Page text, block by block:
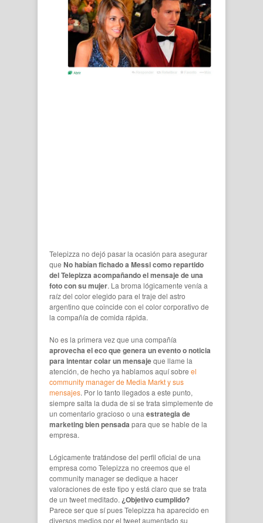
Telepizza no dejó pasar la ocasión para asegurar
que No habían fichado a Messi como repartido
del Telepizza acompañando el mensaje de una
foto con su mujer. La broma lógicamente venía a
raíz del color elegido para el traje del astro
argentino que coincide con el color corporativo de
la compañía de comida rápida.
No es la primera vez que una compañía
aprovecha el eco que genera un evento o noticia
para intentar colar un mensajeque llame la
atención, de hecho ya hablamos aquí sobre el
community manager de Media Markt y sus
mensajes. Por lo tanto llegados a este punto,
siempre salta la duda de si se trata simplemente de
un comentario gracioso o una estrategia de
marketing bien pensada para que se hable de la
empresa.
Lógicamente tratándose del perfil oficial de una
empresa como Telepizza no creemos que el
community manager se dedique a hacer
valoraciones de este tipo y está claro que se trata
de un tweet meditado. ¿Objetivo cumplido?
Parece ser que sí pues Telepizza ha aparecido en
diversos medios por el tweet aumentado su